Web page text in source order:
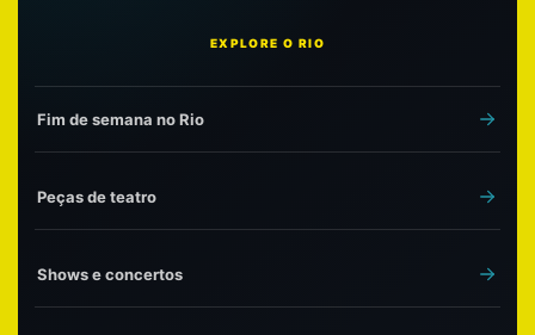
EXPLORE O RIO
Fim de semana no Rio
Peças de teatro
Shows e concertos